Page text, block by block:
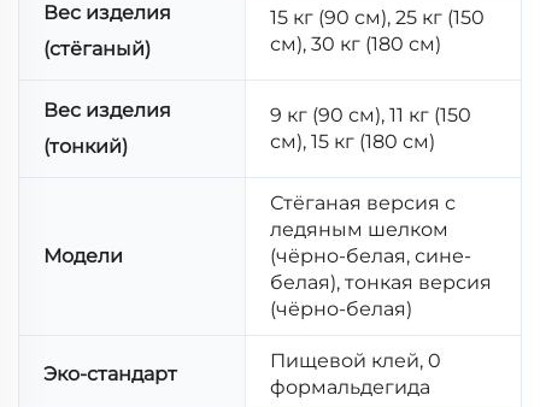
Вес изделия
(стёганый)
15 кг (90 см), 25 кг (150
см), 30 кг (180 см)
Вес изделия
(тонкий)
9 кг (90 см), 11 кг (150
см), 15 кг (180 см)
Модели
Стёганая версия с
ледяным шелком
(чёрно-белая, сине-
белая), тонкая версия
(чёрно-белая)
Эко-стандарт
Пищевой клей, 0
формальдегида